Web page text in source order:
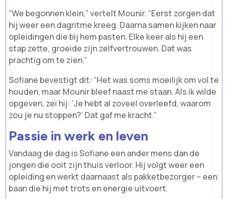
“We begonnen klein,” vertelt Mounir. “Eerst zorgen dat
hij weer een dagritme kreeg. Daarna samen kijken naar
opleidingen die bij hem pasten. Elke keer als hij een
stap zette, groeide zijn zelfvertrouwen. Dat was
prachtig om te zien.”
Sofiane bevestigt dit: “Het was soms moeilijk om vol te
houden, maar Mounir bleef naast me staan. Als ik wilde
opgeven, zei hij: ‘Je hebt al zoveel overleefd, waarom
zou je nu stoppen?’ Dat gaf me kracht.”
Passie in werk en leven
Vandaag de dag is Sofiane een ander mens dan de
jongen die ooit zijn thuis verloor. Hij volgt weer een
opleiding en werkt daarnaast als pakketbezorger – een
baan die hij met trots en energie uitvoert.